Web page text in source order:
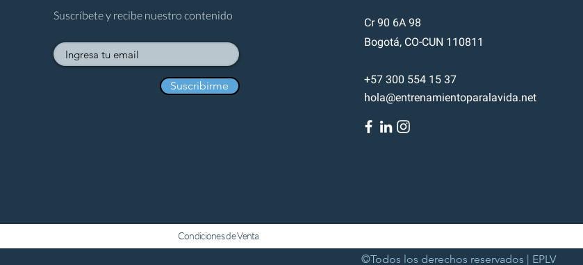
Suscríbete y recibe nuestro contenido
Suscribirme
Cr 90 6A 98
Bogotá, CO-CUN 110811
+57 300 554 15 37
hola@entrenamientoparalavida.net
Condiciones de Venta
©Todos los derechos reservados | EPLV